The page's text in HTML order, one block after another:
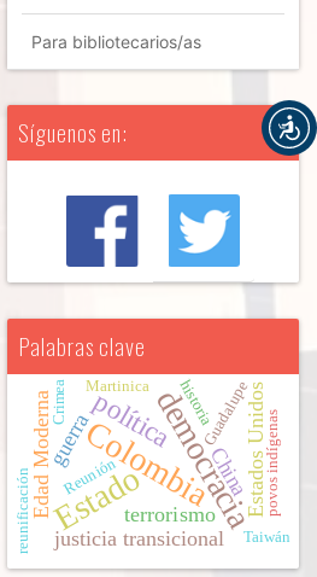
Para bibliotecarios/as
Síguenos en:
Palabras clave
Colombia
Estadodemocracia
política
guerra
terrorismo Estados Unidos
justicia transicional
Edad Moderna China
Guadalupe
Martinica
Reunión
historia
reunificación Taiwán
povos indígenas
Crimea